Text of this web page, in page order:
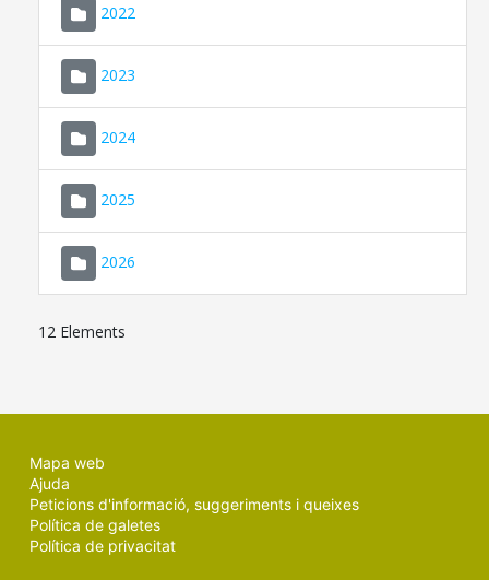
2022
2023
2024
2025
2026
12 Elements
Mapa web
Ajuda
Peticions d'informació, suggeriments i queixes
Política de galetes
Política de privacitat